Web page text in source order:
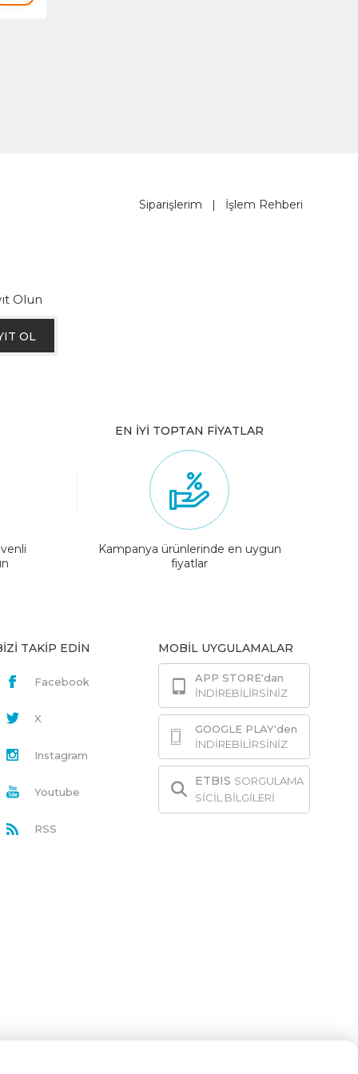
Siparişlerim | İşlem Rehberi
Olun
OL
EN İYİ TOPTAN FİYATLAR
Kampanya ürünlerinde en uygun
fiyatlar
TAKİP EDİN
Facebook
X
Instagram
Youtube
RSS
MOBİL UYGULAMALAR
APP STORE'dan
İNDİREBİLİRSİNİZ
GOOGLE PLAY'den
İNDİREBİLİRSİNİZ
ETBIS SORGULAMA
SİCİL BİLGİLERİ